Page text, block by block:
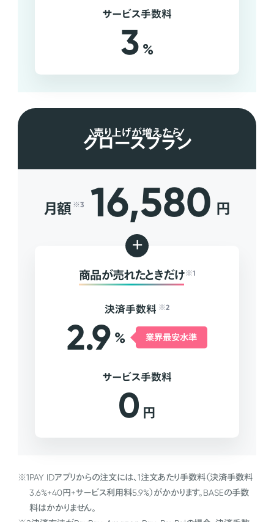
サービス手数料
3 %
売り上げが増えたら
グロースプラン
月額 ※3 16,580 円
+
商品が売れたときだけ ※1
決済手数料 ※2
2.9 % 業界最安水準
サービス手数料
0 円
※1PAY IDアプリからの注文には、1注文あたり手数料（決済手数料
3.6%+40円+サービス利用料5.9%）がかかります。BASEの手数
料はかかりません。